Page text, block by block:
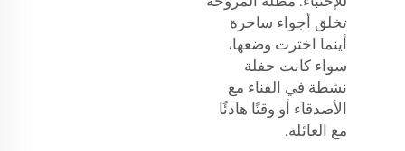
تخلق أجواء ساحرة
أينما اخترت وضعها،
سواء كانت حفلة
نشطة في الفناء مع
الأصدقاء أو وقتًا هادئًا
مع العائلة.